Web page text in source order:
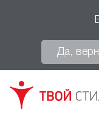
Да,